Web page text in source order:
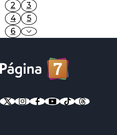
2
3
4
5
6